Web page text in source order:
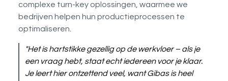
complexe turn-key oplossingen, waarmee we
bedrijven helpen hun productieprocessen te
optimaliseren.
"Het is hartstikke gezellig op de werkvloer – als je
een vraag hebt, staat echt iedereen voor je klaar.
Je leert hier ontzettend veel, want Gibas is heel